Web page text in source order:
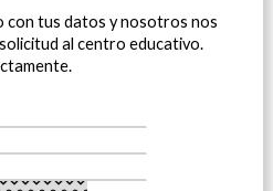
con tus datos y nosotros nos
al centro educativo.